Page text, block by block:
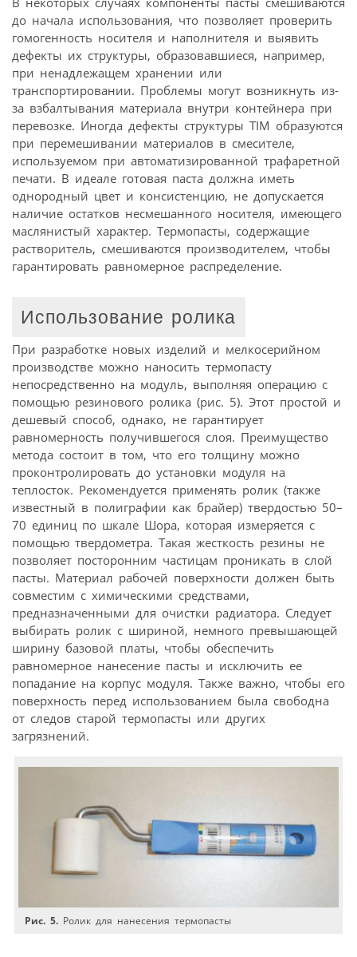
до начала использования, что позволяет проверить
гомогенность носителя и наполнителя и выявить
дефекты их структуры, образовавшиеся, например,
при ненадлежащем хранении или
транспортировании. Проблемы могут возникнуть из-
за взбалтывания материала внутри контейнера при
перевозке. Иногда дефекты структуры TIM образуются
при перемешивании материалов в смесителе,
используемом при автоматизированной трафаретной
печати. В идеале готовая паста должна иметь
однородный цвет и консистенцию, не допускается
наличие остатков несмешанного носителя, имеющего
маслянистый характер. Термопасты, содержащие
растворитель, смешиваются производителем, чтобы
гарантировать равномерное распределение.
Использование ролика
При разработке новых изделий и мелко­серийном
производстве можно наносить термопасту
непосредственно на модуль, выполняя операцию с
помощью резинового ролика (рис. 5). Этот простой и
дешевый способ, однако, не гарантирует
равномерность получившегося слоя. Преимущество
метода состоит в том, что его толщину можно
проконтролировать до установки модуля на
теплосток. Рекомендуется применять ролик (также
известный в полиграфии как брайер) твердостью 50–
70 единиц по шкале Шора, которая измеряется с
помощью твердометра. Такая жесткость резины не
позволяет посторонним частицам проникать в слой
пасты. Материал рабочей поверхности должен быть
совместим с химическими средствами,
предназначенными для очистки радиатора. Следует
выбирать ролик с шириной, немного превышающей
ширину базовой платы, чтобы обеспечить
равномерное нанесение пасты и исключить ее
попадание на корпус модуля. Также важно, чтобы его
поверхность перед использованием была свободна
от следов старой термопасты или других
загрязнений.
Рис. 5. Ролик для нанесения термопасты